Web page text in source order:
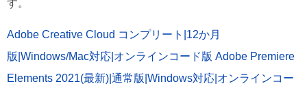
す。
Adobe Creative Cloud コンプリート|12か月
版|Windows/Mac対応|オンラインコード版 Adobe Premiere
Elements 2021(最新)|通常版|Windows対応|オンラインコー